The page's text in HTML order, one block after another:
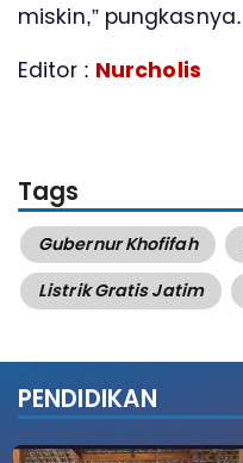
miskin,” pungkasnya.
Editor : Nurcholis
Tags
Gubernur Khofifah
Listrik Gratis Jatim
PENDIDIKAN